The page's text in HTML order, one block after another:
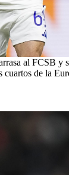
al FCSB y
cuartos de la